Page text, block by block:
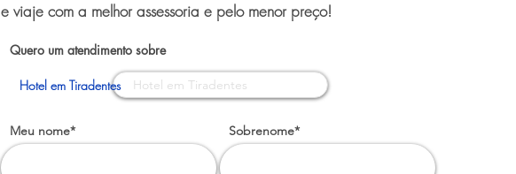
e viaje com a melhor assessoria e pelo menor preço!
Quero um atendimento sobre
Hotel em Tiradentes
Meu nome* Sobrenome*